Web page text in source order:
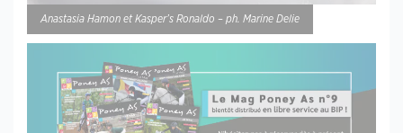
Anastasia Hamon et Kasper’s Ronaldo – ph. Marine Delie